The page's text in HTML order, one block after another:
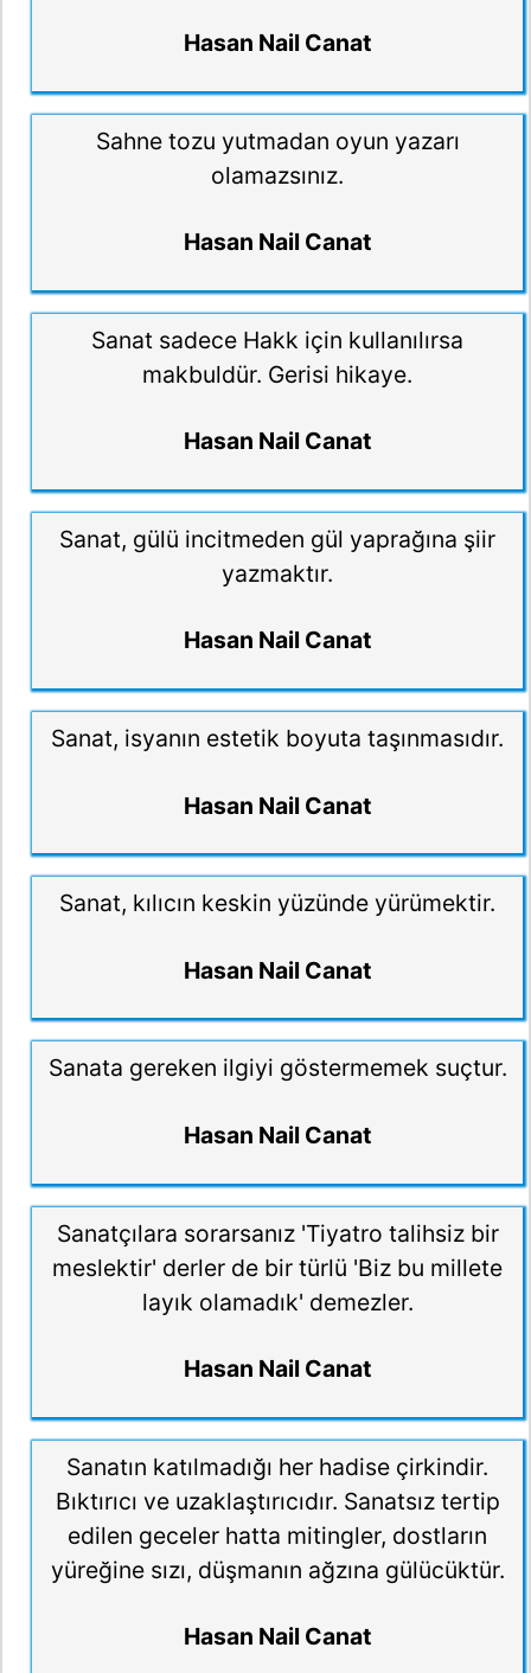
Hasan Nail Canat
Sahne tozu yutmadan oyun yazarı
olamazsınız.
Hasan Nail Canat
Sanat sadece Hakk için kullanılırsa
makbuldür. Gerisi hikaye.
Hasan Nail Canat
Sanat, gülü incitmeden gül yaprağına şiir
yazmaktır.
Hasan Nail Canat
Sanat, isyanın estetik boyuta taşınmasıdır.
Hasan Nail Canat
Sanat, kılıcın keskin yüzünde yürümektir.
Hasan Nail Canat
Sanata gereken ilgiyi göstermemek suçtur.
Hasan Nail Canat
Sanatçılara sorarsanız 'Tiyatro talihsiz bir
meslektir' derler de bir türlü 'Biz bu millete
layık olamadık' demezler.
Hasan Nail Canat
Sanatın katılmadığı her hadise çirkindir.
Bıktırıcı ve uzaklaştırıcıdır. Sanatsız tertip
edilen geceler hatta mitingler, dostların
yüreğine sızı, düşmanın ağzına gülücüktür.
Hasan Nail Canat